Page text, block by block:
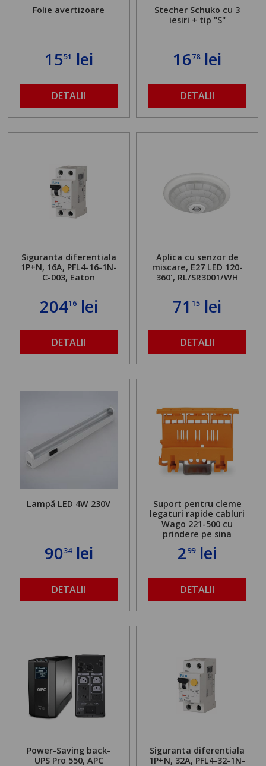
Folie avertizoare
1551 lei
DETALII
Stecher Schuko cu 3
iesiri + tip "S"
1678lei
DETALII
Siguranta diferentiala
1P+N, 16A, PFL4-16-1N-
C-003, Eaton
20416lei
DETALII
Aplica cu senzor de
miscare, E27 LED 120-
360', RL/SR3001/WH
7115 lei
DETALII
Lampă LED 4W 230V
9034lei
DETALII
Suport pentru cleme
legaturi rapide cabluri
Wago 221-500 cu
prindere pe sina
299lei
DETALII
Power-Saving back-
UPS Pro 550, APC
Siguranta diferentiala
1P+N, 32A, PFL4-32-1N-